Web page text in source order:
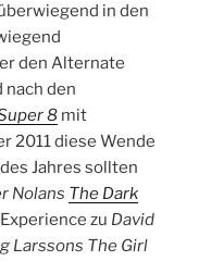
in den
den Alternate
nach den
8 mit
2011 diese Wende
Jahres sollten
Nolans The Dark
zu David
Larssons The Girl